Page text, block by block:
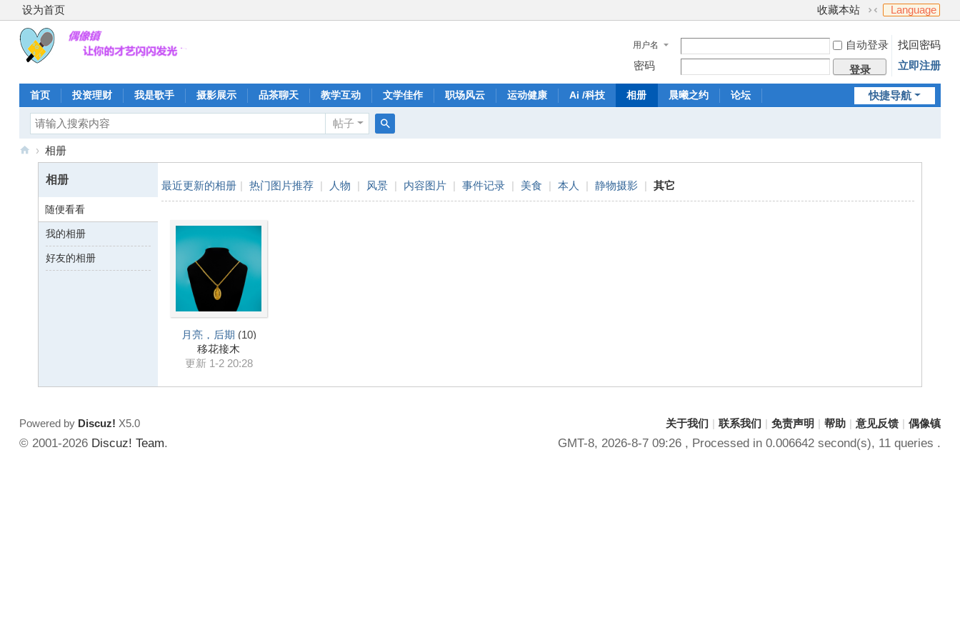
设为首页 收藏本站
切
到
窄
版
Language
用户名 自动登录
找回密码
密码
登录 立即注册
快捷导航
首页 投资理财 我是歌手 摄影展示 品茶聊天 教学互动 文学佳作 职场风云 运动健康 Ai /科技 相册 晨曦之约 论坛
帖子
索
› 相册
相册
随便看看
我的相册
好友的相册
最近更新的相册 | 热门图片推荐 | 人物 | 风景 | 内容图片 | 事件记录 | 美食 | 本人 | 静物摄影 | 其它
月亮，后期 (10)
移花接木
更新 1-2 20:28
关于我们 | 联系我们 | 免责声明 | 帮助 | 意见反馈 | 偶像镇
GMT-8, 2026-8-7 09:26 , Processed in 0.006642 second(s), 11 queries .
Powered by Discuz! X5.0
© 2001-2026 Discuz! Team.